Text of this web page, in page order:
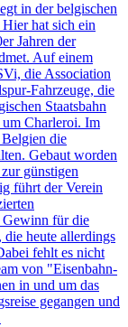
in der belgischen
hat sich ein
Jahren der
Auf einem
die Association
Fahrzeuge, die
Staatsbahn
um Charleroi. Im
die
Gebaut worden
günstigen
führt der Verein
Gewinn für die
heute allerdings
fehlt es nicht
von "Eisenbahn-
in und um das
gegangen und